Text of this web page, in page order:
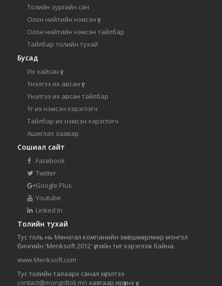
Толийн зургийн сан
Олон нийтийн нэмсэн үг
Олон нийтийн нэмсэн тайлбар
Тайлбар толийн тухай
Бусад
Их хайсан үг
Үнэлгээ их авсан үг
Үнэлгээ их авсан тайлбар
Үг их нэмсэн хэрэглэгч
Тайлбар их нэмсэн хэрэглэгч
Ашиглах заавар
Сошиал сайт
Facebook
Twitter
Google Plus
Youtube
Linked In
Толийн тухай
Тус толь нь Мөнхгал компанийн зөвшөөрлөөр монгол
бичгийн 'Menksoft 2012' үсгийн тиг хэрэглэж байна.
www.Menksoft.com
Тус толийн талаарх санал хүсэлтээ
contact@mongoltoli.mn хаягаар ирүүлнэ үү.